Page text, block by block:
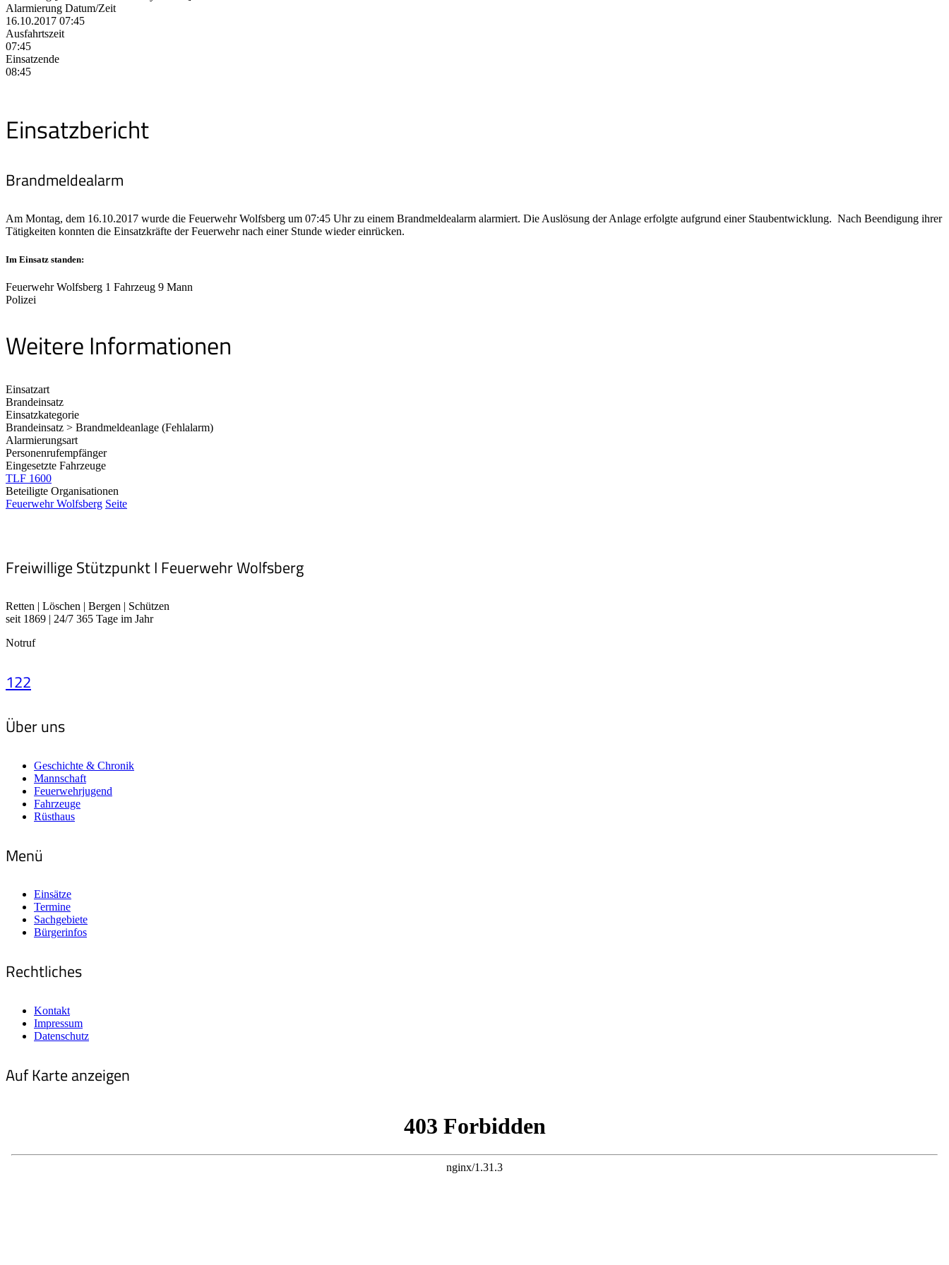
Alarmierung Datum/Zeit
16.10.2017 07:45
Ausfahrtszeit
07:45
Einsatzende
08:45
Einsatzbericht
Brandmeldealarm
Am Montag, dem 16.10.2017 wurde die Feuerwehr Wolfsberg um 07:45 Uhr zu einem Brandmeldealarm alarmiert. Die Auslösung der Anlage erfolgte aufgrund einer Staubentwicklung. Nach Beendigung ihrer
Tätigkeiten konnten die Einsatzkräfte der Feuerwehr nach einer Stunde wieder einrücken.
Im Einsatz standen:
Feuerwehr Wolfsberg 1 Fahrzeug 9 Mann
Polizei
Weitere Informationen
Einsatzart
Brandeinsatz
Einsatzkategorie
Brandeinsatz > Brandmeldeanlage (Fehlalarm)
Alarmierungsart
Personenrufempfänger
Eingesetzte Fahrzeuge
TLF 1600
Beteiligte Organisationen
Feuerwehr Wolfsberg Seite
Freiwillige Stützpunkt I Feuerwehr Wolfsberg
Retten | Löschen | Bergen | Schützen
seit 1869 | 24/7 365 Tage im Jahr
Notruf
122
Über uns
Geschichte & Chronik
Mannschaft
Feuerwehrjugend
Fahrzeuge
Rüsthaus
Menü
Einsätze
Termine
Sachgebiete
Bürgerinfos
Rechtliches
Kontakt
Impressum
Datenschutz
Auf Karte anzeigen